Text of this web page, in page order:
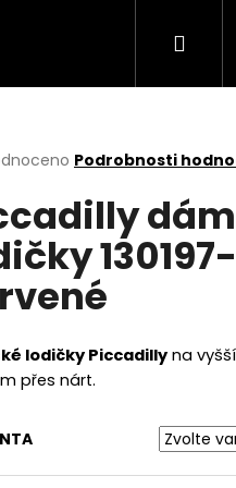
Podrobnosti
lodičky Piccadilly na
přes nárt.